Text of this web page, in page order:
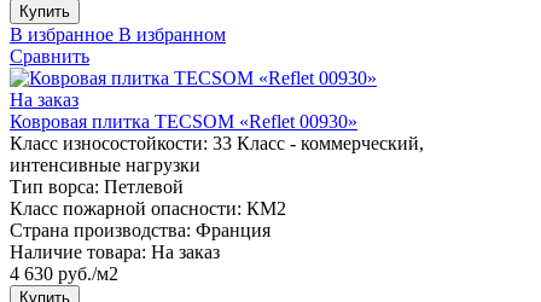
Купить
В избранное В избранном
Сравнить
На заказ
Ковровая плитка TECSOM «Reflet 00930»
Класс износостойкости: 33 Класс - коммерческий,
интенсивные нагрузки
Тип ворса: Петлевой
Класс пожарной опасности: КМ2
Страна производства: Франция
Наличие товара: На заказ
4 630 руб./м2
Купить